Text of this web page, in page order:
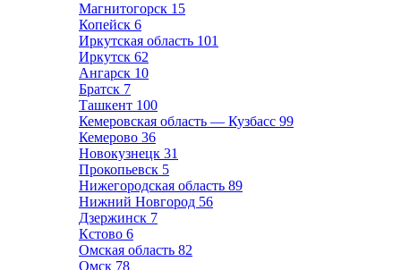
Магнитогорск 15
Копейск 6
Иркутская область 101
Иркутск 62
Ангарск 10
Братск 7
Ташкент 100
Кемеровская область — Кузбасс 99
Кемерово 36
Новокузнецк 31
Прокопьевск 5
Нижегородская область 89
Нижний Новгород 56
Дзержинск 7
Кстово 6
Омская область 82
Омск 78